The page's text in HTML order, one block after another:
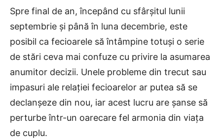
Spre final de an, începând cu sfârșitul lunii
septembrie și până în luna decembrie, este
posibil ca fecioarele să întâmpine totuși o serie
de stări ceva mai confuze cu privire la asumarea
anumitor decizii. Unele probleme din trecut sau
impasuri ale relației fecioarelor ar putea să se
declanșeze din nou, iar acest lucru are șanse să
perturbe într-un oarecare fel armonia din viața
de cuplu.